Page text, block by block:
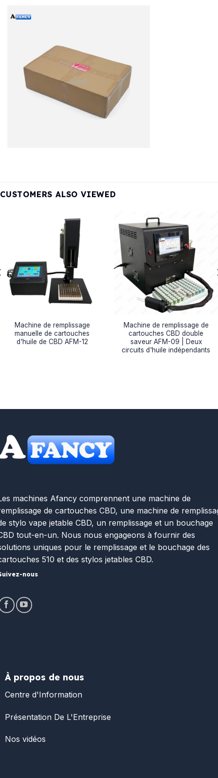
CUSTOMERS ALSO VIEWED
Machine de remplissage
manuelle de cartouches
d'huile de CBD AFM-12
Machine de remplissage de
cartouches CBD double
saveur AFM-09 | Deux
circuits d'huile indépendants
machines Afancy comprennent une machine de
de cartouches CBD, une machine de
stylo vape jetable CBD, un remplissage et un bouchage
tout-en-un. Nous nous engageons à fournir des
uniques pour le remplissage et le bouchage des
510 et des stylos jetables CBD.
nous
À propos de nous
Centre d'Information
Présentation De L'Entreprise
Nos vidéos